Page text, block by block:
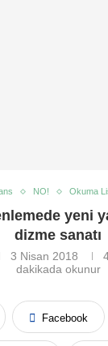
NO! Okuma
yeni
dizme sanatı
3 Nisan 2018
dakikada okunur
Facebook